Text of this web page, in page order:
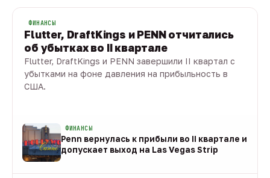
ФИНАНСЫ
Flutter, DraftKings и PENN отчитались
об убытках во II квартале
Flutter, DraftKings и PENN завершили II квартал с
убытками на фоне давления на прибыльность в
США.
ФИНАНСЫ
Penn вернулась к прибыли во II квартале и
допускает выход на Las Vegas Strip